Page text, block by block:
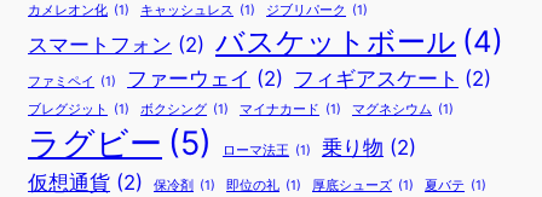
カメレオン化 (1) キャッシュレス (1) ジブリパーク (1)
スマートフォン (2) バスケットボール (4)
ファミペイ (1) ファーウェイ (2) フィギアスケート (2)
ブレグジット (1) ボクシング (1) マイナカード (1) マグネシウム (1)
ラグビー (5) ローマ法王 (1) 乗り物 (2)
仮想通貨 (2) 保冷剤 (1) 即位の礼 (1) 厚底シューズ (1) 夏バテ (1)